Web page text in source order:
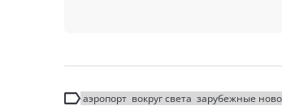
аэропорт вокруг света зарубежные